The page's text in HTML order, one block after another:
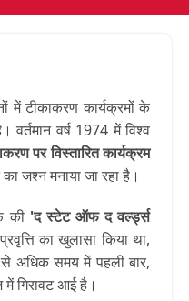
में टीकाकरण कार्यक्रमों के
वर्तमान वर्ष 1974 में विश्व
पर विस्तारित कार्यक्रम
जश्न मनाया जा रहा है।
की 'द स्टेट ऑफ द वर्ल्ड्स
का खुलासा किया था,
अधिक समय में पहली बार,
गिरावट आई है।